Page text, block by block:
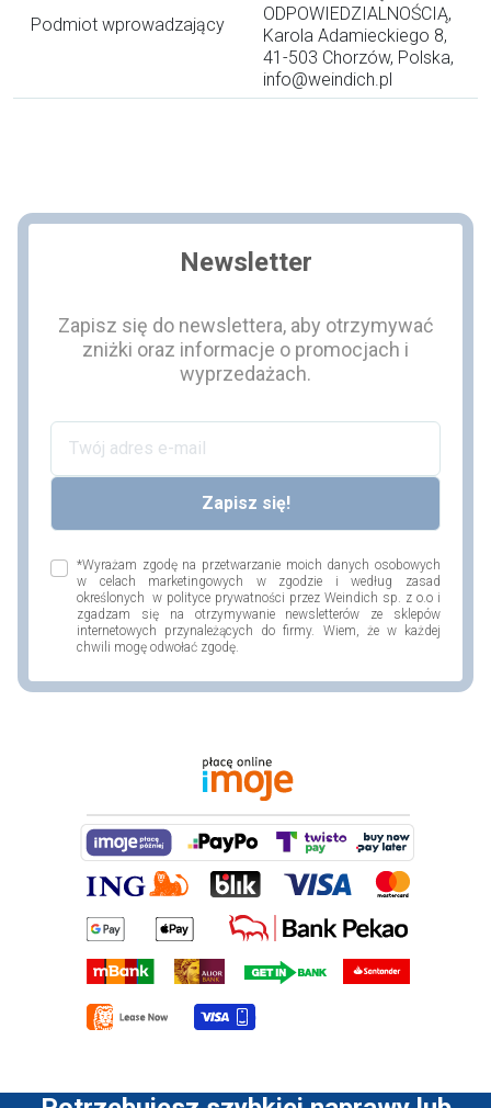
Podmiot wprowadzający
ODPOWIEDZIALNOŚCIĄ,
Karola Adamieckiego 8,
41-503 Chorzów, Polska,
info@weindich.pl
Newsletter
Zapisz się do newslettera, aby otrzymywać
zniżki oraz informacje o promocjach i
wyprzedażach.
*Wyrażam zgodę na przetwarzanie moich danych osobowych
w celach marketingowych w zgodzie i według zasad
określonych w polityce prywatności przez Weindich sp. z o.o i
zgadzam się na otrzymywanie newsletterów ze sklepów
internetowych przynależących do firmy. Wiem, że w każdej
chwili mogę odwołać zgodę.